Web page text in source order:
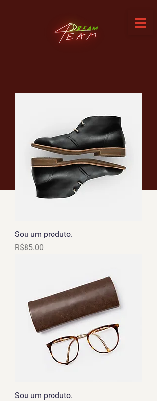
Sou um produto.
Price
R$85.00
Sou um produto.